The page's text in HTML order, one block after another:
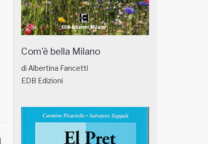
Com'è bella Milano
di Albertina Fancetti
EDB Edizioni